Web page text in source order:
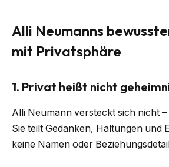
Alli Neumanns
mit Privatsphäre
1. Privat heißt nicht
Alli Neumann versteckt sich nicht –
Sie teilt Gedanken, Haltungen und
keine Namen oder